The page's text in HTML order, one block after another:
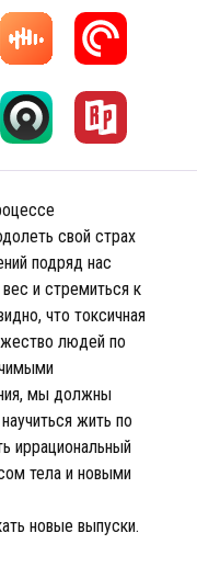
свой страх
подряд нас
и стремиться к
что токсичная
людей по
мы должны
жить по
иррациональный
тела и новыми
новые выпуски.